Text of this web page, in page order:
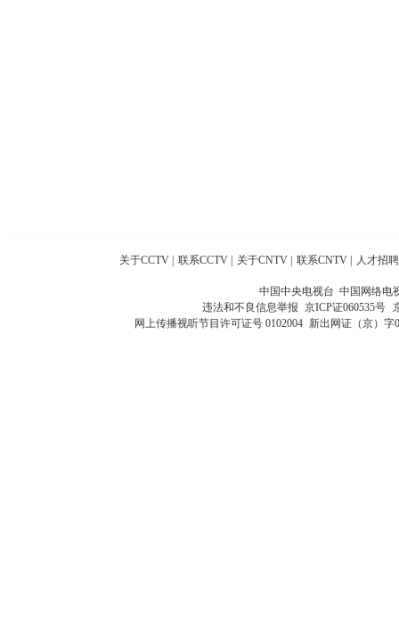
关于CCTV 联系CCTV 关于CNTV 联系CNTV 人才招聘
中国中央电视台 中国网络电
违法和不良信息举报 京ICP证060535号
网上传播视听节目许可证号 0102004 新出网证（京）